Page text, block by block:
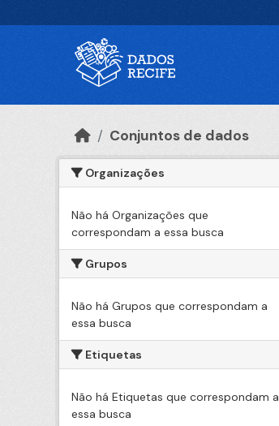
Conjuntos de dados
Organizações
Não há Organizações que
correspondam a essa busca
Grupos
Não há Grupos que correspondam a
essa busca
Etiquetas
Não há Etiquetas que correspondam a
essa busca